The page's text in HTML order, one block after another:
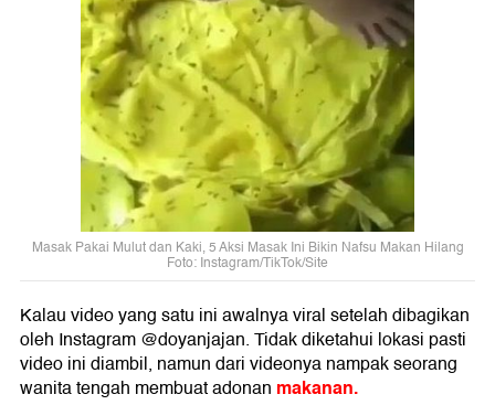
Masak Pakai Mulut dan Kaki, 5 Aksi Masak Ini Bikin Nafsu Makan Hilang
Foto: Instagram/TikTok/Site
Kalau video yang satu ini awalnya viral setelah dibagikan
oleh Instagram @doyanjajan. Tidak diketahui lokasi pasti
video ini diambil, namun dari videonya nampak seorang
wanita tengah membuat adonan makanan.